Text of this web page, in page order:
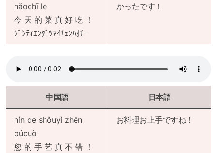
hǎochī le
今 天 的 菜 真 好 吃 ！
ｼﾞﾝﾃｨｴﾝﾀﾞﾂｧｲﾁｪﾝﾊｵﾁｰ
かったです！
中国語 日本語
nín de shǒuyì zhēn
búcuò
您 的 手 艺 真 不 错 ！
お料理お上手ですね！